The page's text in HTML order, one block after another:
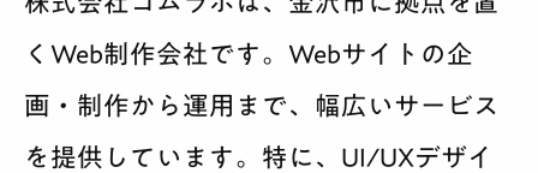
くWeb制作会社です。Webサイトの企
画・制作から運用まで、幅広いサービス
を提供しています。特に、UI/UXデザイ